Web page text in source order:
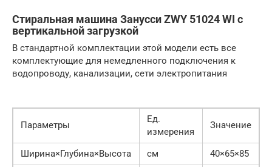
Стиральная машина Занусси ZWY 51024 WI с
вертикальной загрузкой
В стандартной комплектации этой модели есть все
комплектующие для немедленного подключения к
водопроводу, канализации, сети электропитания
Параметры
Ед.
измерения
Значение
Ширина×Глубина×Высота см
40×65×85